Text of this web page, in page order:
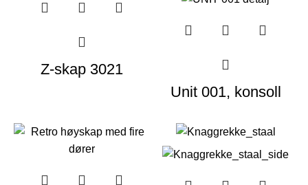
Z-skap 3021
Unit 001, konsoll